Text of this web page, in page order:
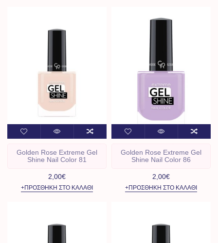
Golden Rose Extreme Gel
Shine Nail Color 81
2,00€
+ΠΡΟΣΘΉΚΗ ΣΤΟ ΚΑΛΆΘΙ
Golden Rose Extreme Gel
Shine Nail Color 86
2,00€
+ΠΡΟΣΘΉΚΗ ΣΤΟ ΚΑΛΆΘΙ